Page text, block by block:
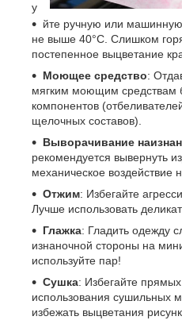
у
йте ручную или
не выше 40°C. Слишком
постепенное выцветание
Моющее средство:
мягким моющим средствам
компонентов
щелочных составов).
Выворачивание
рекомендуется вывернуть
механическое воздействие
Отжим: Избегайте
Лучше использовать
Глажка: Гладить одежду
изнаночной стороны на
используйте пар!
Сушка: Избегайте
использования сушильных
избежать выцветания